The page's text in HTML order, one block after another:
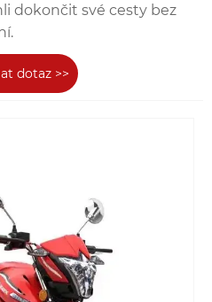
dokončit své cesty bez
dotaz >>